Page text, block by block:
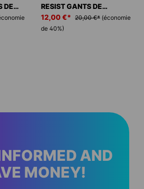
DE
RESIST GANTS DE
GARDIEN
12,00 €* 20,00 €* (économie
de 40%)
AND
MONEY!